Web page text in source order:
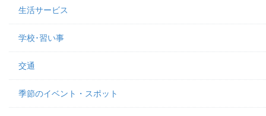
生活サービス
学校･習い事
交通
季節のイベント・スポット